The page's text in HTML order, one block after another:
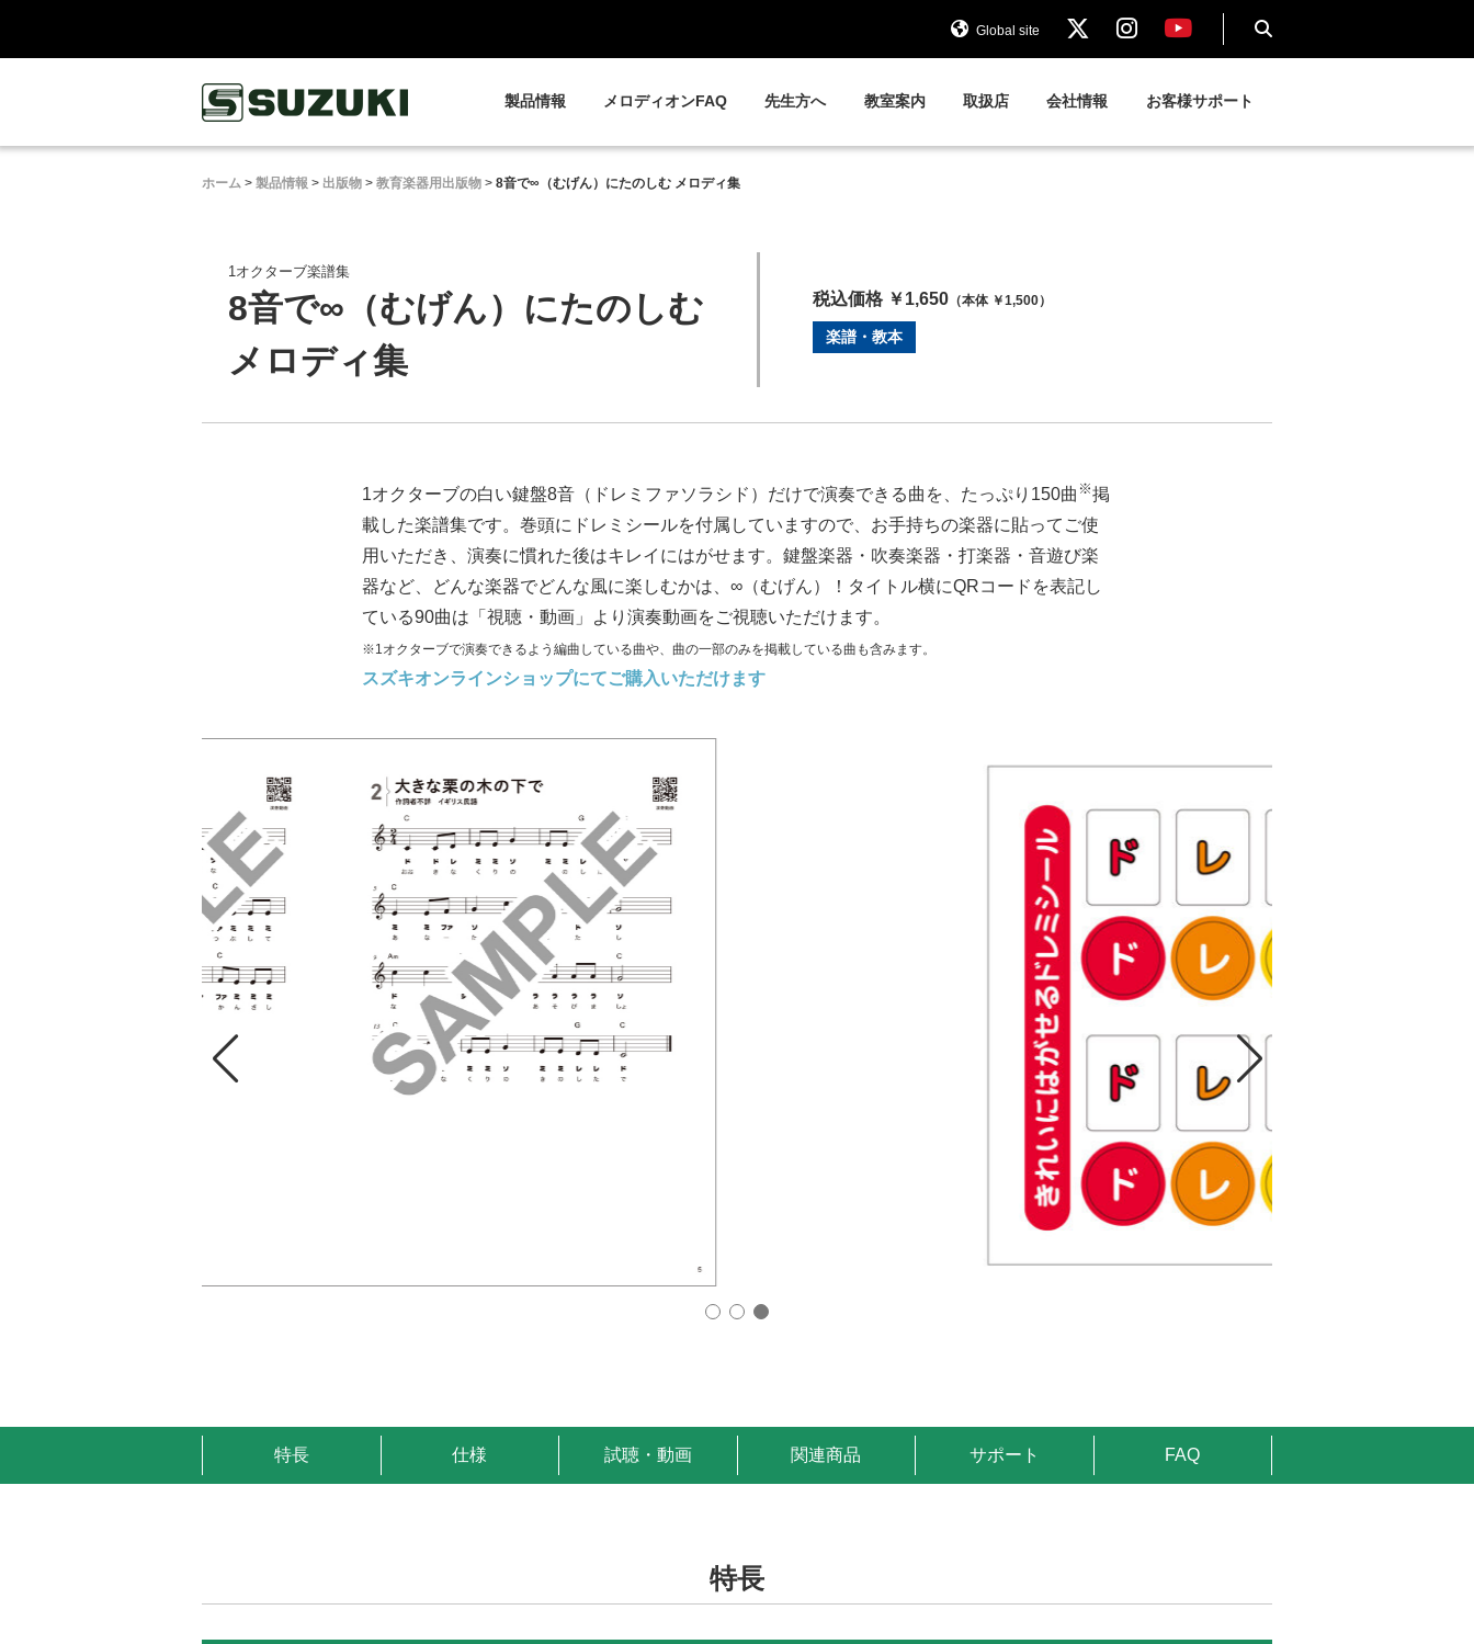
Global site
製品情報 メロディオンFAQ 先生方へ 教室案内 取扱店 会社情報 お客様サポート
ホーム > 製品情報 > 出版物 > 教育楽器用出版物 > 8音で∞（むげん）にたのしむ メロディ集
1オクターブ楽譜集
8音で∞（むげん）にたのしむ
メロディ集
税込価格 ￥1,650 （本体 ￥1,500）
楽譜・教本
1オクターブの白い鍵盤8音（ドレミファソラシド）だけで演奏できる曲を、たっぷり 150曲 ※掲
載した楽譜集です。巻頭にドレミシールを付属していますので、お手持ちの楽器に貼ってご使
用いただき、演奏に慣れた後はキレイにはがせます。鍵盤楽器・吹奏楽器・打楽器・音遊び楽
器など、どんな楽器でどんな風に楽しむかは、∞（むげん）！タイトル横にQRコードを表記し
ている90曲は「視聴・動画」より演奏動画をご視聴いただけます。
※1オクターブで演奏できるよう編曲している曲や、曲の一部のみを掲載している曲も含みます。
スズキオンラインショップにてご購入いただけます
特長 仕様 試聴・動画 関連商品 サポート FAQ
特長